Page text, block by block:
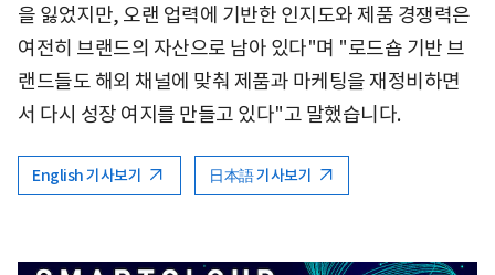
을 잃었지만, 오랜 업력에 기반한 인지도와 제품 경쟁력은
여전히 브랜드의 자산으로 남아 있다"며 "로드숍 기반 브
랜드들도 해외 채널에 맞춰 제품과 마케팅을 재정비하면
서 다시 성장 여지를 만들고 있다"고 말했습니다.
English 기사보기 日本語 기사보기